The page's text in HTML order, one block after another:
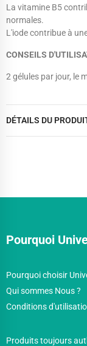
La vitamine B5
normales.
L'iode contribue à
CONSEILS
2 gélules par jour, le
DÉTAILS DU
Pourquoi
Pourquoi choisir
Qui sommes Nous ?
Conditions
Produits toujours